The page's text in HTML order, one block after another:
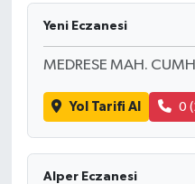
Yeni Eczanesi
MEDRESE MAH.
Yol Tarifi Al 0
Alper Eczanesi